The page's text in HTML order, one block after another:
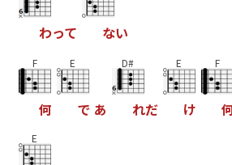
わって ない
F
何
E
で あ
D#
れだ
E
け
F
E